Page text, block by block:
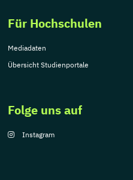
Für Hochschulen
Mediadaten
Übersicht Studienportale
Folge uns auf
Instagram